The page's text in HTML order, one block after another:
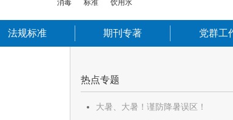
消毒 标准 饮用水
法规标准 期刊专著 党群工
热点专题
大暑、大暑！谨防降暑误区！